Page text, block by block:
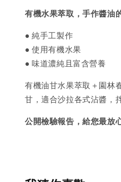
有機水果萃取，手作醬油
● 純手工製作
● 使用有機水果
● 味道濃純且富含營養
有機油甘水果萃取＋園林
甘，適合沙拉各式沾醬，
公開檢驗報告，給您最放